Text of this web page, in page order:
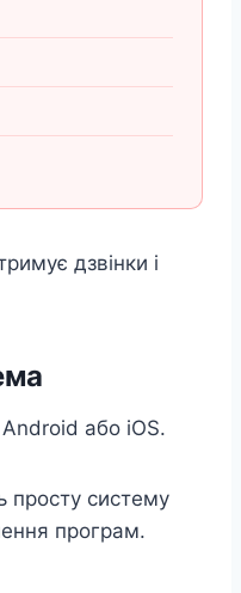
дзвінки і
або iOS.
просту систему
програм.